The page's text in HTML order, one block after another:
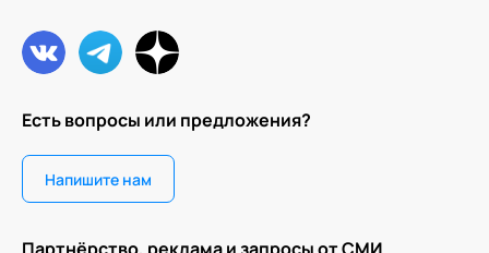
Есть вопросы или предложения?
Напишите нам